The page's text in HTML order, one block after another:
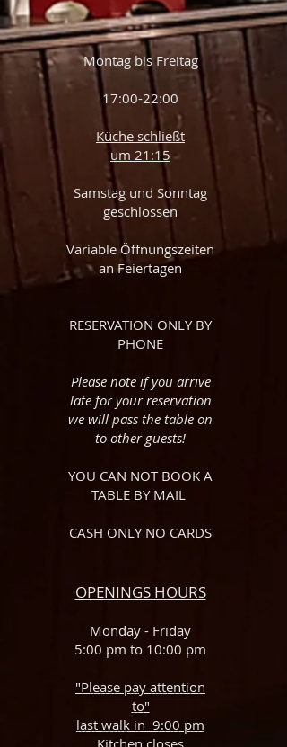
Montag bis Freitag
17:00-22:00
Küche schließt
um 21:15
Samstag und Sonntag
geschlossen
Variable Öffnungszeiten
an Feiertagen
RESERVATION ONLY BY
PHONE
Please note if you arrive
late for your reservation
we will pass the table on
to other guests!
YOU CAN NOT BOOK A
TABLE BY MAIL
CASH ONLY NO CARDS
OPENINGS HOURS
Monday - Friday
5:00 pm to 10:00 pm
"Please pay attention
to"
last walk in 9:00 pm
Kitchen closes